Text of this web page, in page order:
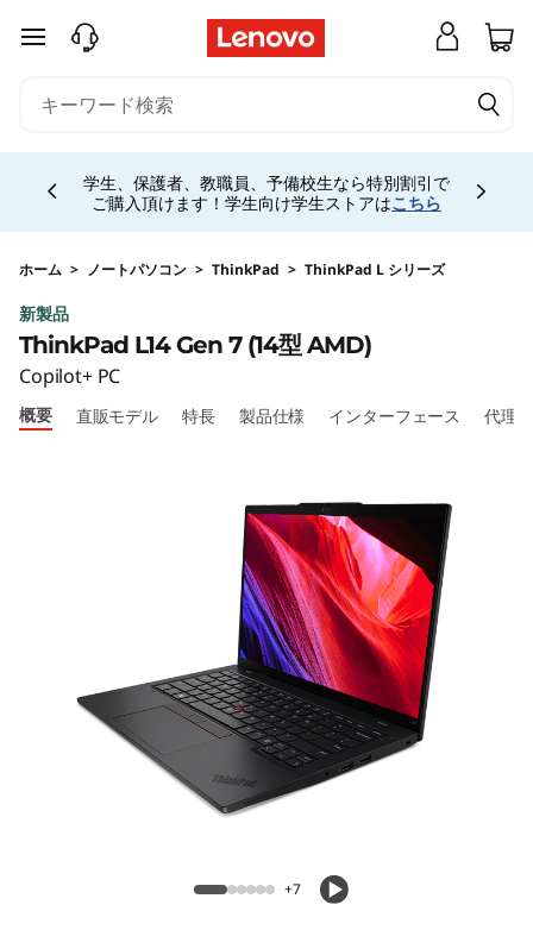
T
k
P
a
d
L
メインコンテンツにスキップする
学生、保護者、教職員、予備校生なら特別割引で
ご購入頂けます！学生向け学生ストアはこちら
ホーム > ノートパソコン > ThinkPad > ThinkPad L シリーズ
ThinkPad L14 Gen 7 (14型 AMD)
新製品
ThinkPad L14 Gen 7 (14型 AMD)
Copilot+ PC
概要 直販モデル 特長 製品仕様 インターフェース 代理
+7